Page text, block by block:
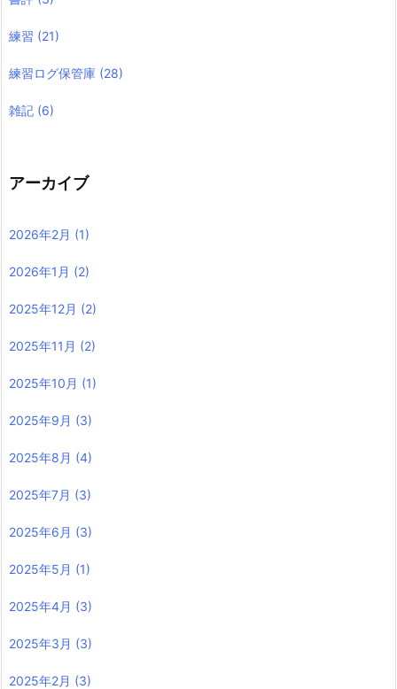
練習 (21)
練習ログ保管庫 (28)
雑記 (6)
アーカイブ
2026年2月 (1)
2026年1月 (2)
2025年12月 (2)
2025年11月 (2)
2025年10月 (1)
2025年9月 (3)
2025年8月 (4)
2025年7月 (3)
2025年6月 (3)
2025年5月 (1)
2025年4月 (3)
2025年3月 (3)
2025年2月 (3)